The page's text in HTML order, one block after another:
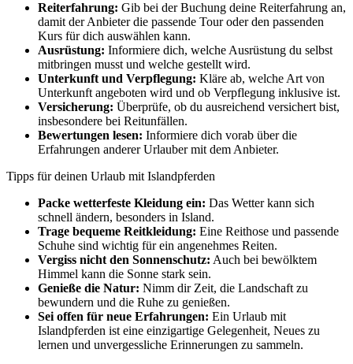
Reiterfahrung: Gib bei der Buchung deine Reiterfahrung an,
damit der Anbieter die passende Tour oder den passenden
Kurs für dich auswählen kann.
Ausrüstung: Informiere dich, welche Ausrüstung du selbst
mitbringen musst und welche gestellt wird.
Unterkunft und Verpflegung: Kläre ab, welche Art von
Unterkunft angeboten wird und ob Verpflegung inklusive ist.
Versicherung: Überprüfe, ob du ausreichend versichert bist,
insbesondere bei Reitunfällen.
Bewertungen lesen: Informiere dich vorab über die
Erfahrungen anderer Urlauber mit dem Anbieter.
Tipps für deinen Urlaub mit Islandpferden
Packe wetterfeste Kleidung ein: Das Wetter kann sich
schnell ändern, besonders in Island.
Trage bequeme Reitkleidung: Eine Reithose und passende
Schuhe sind wichtig für ein angenehmes Reiten.
Vergiss nicht den Sonnenschutz: Auch bei bewölktem
Himmel kann die Sonne stark sein.
Genieße die Natur: Nimm dir Zeit, die Landschaft zu
bewundern und die Ruhe zu genießen.
Sei offen für neue Erfahrungen: Ein Urlaub mit
Islandpferden ist eine einzigartige Gelegenheit, Neues zu
lernen und unvergessliche Erinnerungen zu sammeln.